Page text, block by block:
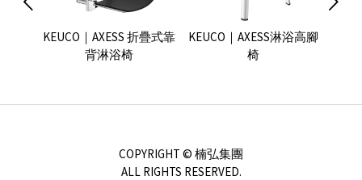
KEUCO｜AXESS 折疊式靠
背淋浴椅
KEUCO｜AXESS淋浴高腳
椅
COPYRIGHT © 楠弘集團
ALL RIGHTS RESERVED.